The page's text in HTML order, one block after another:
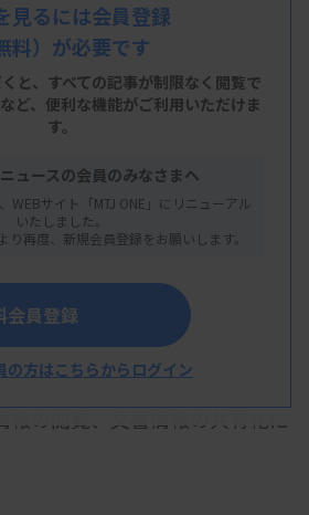
題が複数分かり、システム改修
、関連のワーキンググループ
示し了承された。当初は2025
目指していた。
テ情報共有サービスを新たに開
6つの臨床情報と、健診結果報
情報を全国の医療機関が共
国10地域でモデル事業を実施し
登録についての検証を開始して
報の閲覧、文書情報の共有化に
見るには会員登録
料）が必要です
と、すべての記事が制限なく閲覧で
ど、便利な機能がご利用いただけま
す。
ュースの会員のみなさまへ
WEBサイト「MTJ ONE」にリニューアル
いたしました。
り再度、新規会員登録をお願いします。
会員登録
の方はこちらからログイン